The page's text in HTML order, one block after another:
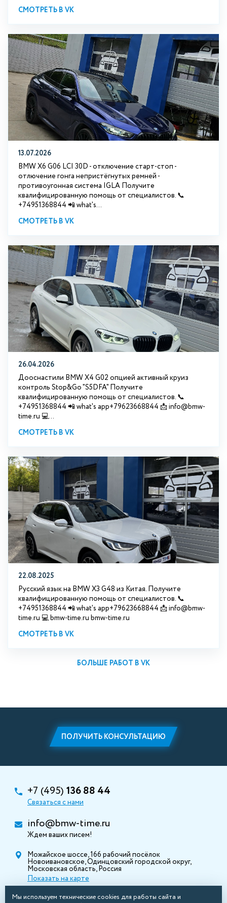
СМОТРЕТЬ В VK
13.07.2026
BMW X6 G06 LCI 30D - отключение старт-стоп -
отлючение гонга непристёгнутых ремней -
противоугонная система IGLA Получите
квалифицированную помощь от специалистов. 📞
+74951368844 📲 what's...
СМОТРЕТЬ В VK
26.04.2026
Дооснастили BMW X4 G02 опцией активный круиз
контроль Stop&Go "S5DFA" Получите
квалифицированную помощь от специалистов. 📞
+74951368844 📲 what's app+79623668844 📩 info@bmw-
time.ru 💻...
СМОТРЕТЬ В VK
22.08.2025
Русский язык на BMW X3 G48 из Китая. Получите
квалифицированную помощь от специалистов. 📞
+74951368844 📲 what's app+79623668844 📩 info@bmw-
time.ru 💻 bmw-time.ru bmw-time.ru
СМОТРЕТЬ В VK
БОЛЬШЕ РАБОТ В VK
ПОЛУЧИТЬ КОНСУЛЬТАЦИЮ
+7 (495) 136 88 44
Связаться с нами
info@bmw-time.ru
Ждем ваших писем!
Можайское шоссе, 166 рабочий посёлок
Новоивановское, Одинцовский городской округ,
Московская область, Россия
Показать на карте
Мы используем технические cookies для работы сайта и